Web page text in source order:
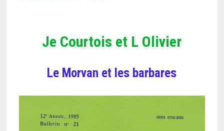
Je Courtois et L Olivier
Le Morvan et les barbares